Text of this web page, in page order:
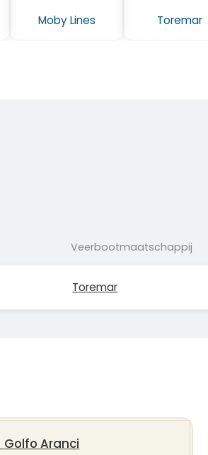
Moby Lines Toremar
Veerbootmaatschappij
Toremar
Golfo Aranci